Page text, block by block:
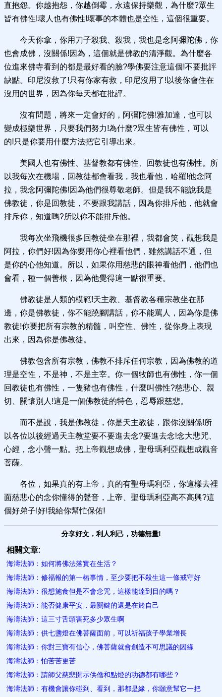
直抱怨。你越抱怨，你越倒霉，永遠保持樂觀，為什麼?眾生
皆有佛性!壞人也有佛性!壞事的本體也是空性，這個很重要。
今天你拿，你用刀子殺我、殺我，我也是念阿彌陀佛，你
也會成佛，沒關係!因為，這個就是佛教的清淨觀。為什麼各
位進來佛寺看到的都是最好看的臉?學佛要注意這個!不要批評
缺點。印尼沒救了!只有你家有救，印尼沒用了!以後你會住在
沒用的世界，因為你每天都在批評。
沒有問題，將來一定會好的，阿彌陀佛!雅加達，也可以
變成極樂世界，只要我們努力!為什麼?眾生皆有佛性，可以
的!只是你要用什麼方法把它引導出來。
美國人也有佛性、基督教都有佛性、回教徒也有佛性。所
以我每次在機場，回教徒都會看我，我也看他，哈羅!他念阿
拉，我念阿彌陀佛!因為他們很尊敬老師。但是我不能說我是
佛教徒，你是回教徒，不要跟我講話，因為你排斥他，他就會
排斥你，知道嗎?所以你不能排斥他。
我每次坐飛機很多回教徒坐在那裡，我都會笑，觀想我是
阿拉，你們好!因為你要用你心裡看他們，雖然講話不通，但
是你的心他知道。所以，如果你用慈悲的眼神看他們，他們也
會看，種一個善根，因為他覺得這一點很重要。
佛教徒是人類的模範!天主教、基督教各種宗教坐在那
邊，你是佛教徒，你不能蹺腳講話，你不能罵人，因為你是佛
教徒!你要把所有宗教的精髓，叫空性、佛性，從你身上表現
出來，因為你是佛教徒。
佛教包含所有宗教，佛教不排斥任何宗教，因為佛教的道
理是空性，不是神，不是主宰。你一個牧師也有佛性，你一個
回教徒也有佛性，一隻豬也有佛性，什麼叫佛性?慈悲心、親
切、關懷別人!這是一個佛教徒的特色，忍辱跟慈悲。
而不是說，我是佛教徒，你是天主教徒，跟你沒關係!所
以各位以後經過天主教堂要不要進去念?要進去念!念大悲咒、
心經，念小聲一點。把上帝觀想成佛，聖母瑪利亞觀想成觀音
菩薩。
各位，如果真的有上帝，真的有聖母瑪利亞，你這樣去裡
面慈悲心的念你懂得的聲音，上帝、聖母瑪利亞高不高興?這
個好弟子!好!我給你幫忙保佑!
分享好文，利人利己，功德無量!
相關文章:
海濤法師：如何將佛法落實在生活？
海濤法師：修福報的第一樁事情，至少要把不殺生這一條戒守好
海濤法師：很想施食但是不會念咒，這樣能達到目的嗎？
海濤法師：能否健康平安，最關鍵的還是在於自己
海濤法師：這三寸舌頭害死多少眾生啊
海濤法師：供七盞燈在佛菩薩面前，可以祈福孩子學業增長
海濤法師：你對三寶有信心，佛菩薩就會創造不可思議的因緣
海濤法師：怕苦苦更苦
海濤法師：請師父慈悲開示供僧和點燈的功德都有哪些？
海濤法師：有機會讓你碰到、看到，那都是緣，你願意幫它一把